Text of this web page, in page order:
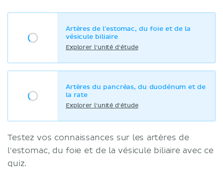
Artères de l'estomac, du foie et de la
vésicule biliaire
Explorer l'unité d'étude
Artères du pancréas, du duodénum et de
la rate
Explorer l'unité d'étude
Testez vos connaissances sur les artères de
l'estomac, du foie et de la vésicule biliaire avec ce
quiz.